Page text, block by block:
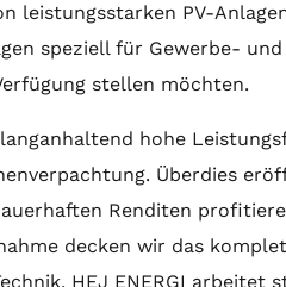
leistungsstarken PV-
speziell für Gewerbe-
stellen möchten.
hohe
Überdies
Renditen
decken wir das
HEJ ENERGI